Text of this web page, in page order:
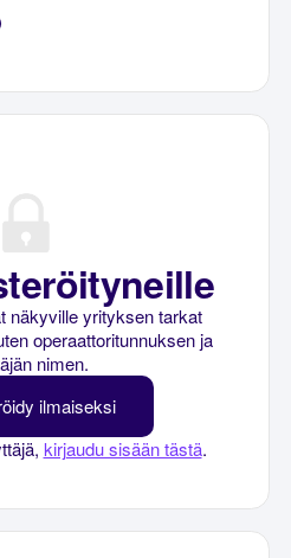
näkyville yrityksen tarkat
operaattoritunnuksen ja
nimen.
ilmaiseksi
kirjaudu sisään tästä.